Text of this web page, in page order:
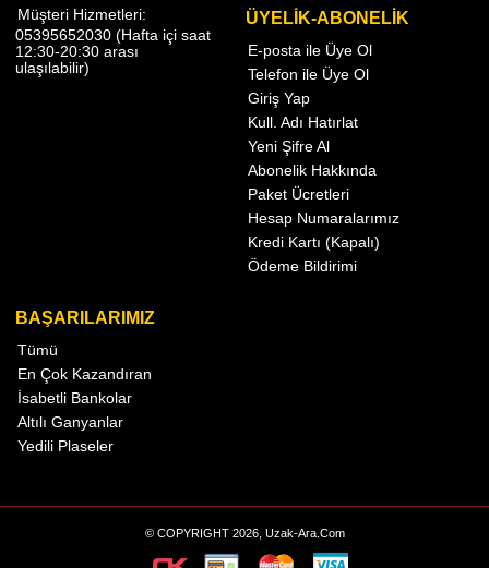
Müşteri Hizmetleri:
05395652030 (Hafta içi saat
12:30-20:30 arası
ulaşılabilir)
ÜYELİK-ABONELİK
E-posta ile Üye Ol
Telefon ile Üye Ol
Giriş Yap
Kull. Adı Hatırlat
Yeni Şifre Al
Abonelik Hakkında
Paket Ücretleri
Hesap Numaralarımız
Kredi Kartı (Kapalı)
Ödeme Bildirimi
BAŞARILARIMIZ
Tümü
En Çok Kazandıran
İsabetli Bankolar
Altılı Ganyanlar
Yedili Plaseler
© COPYRIGHT 2026, Uzak-Ara.Com